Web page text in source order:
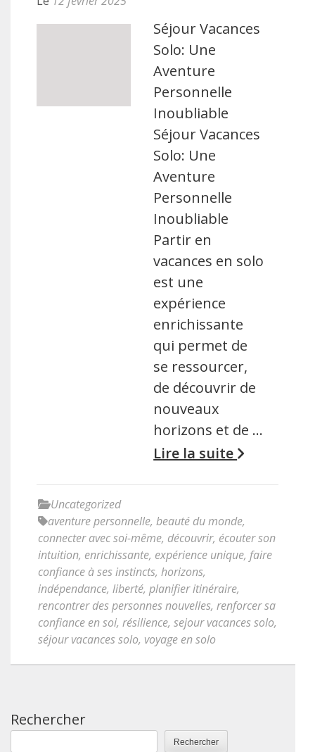
Séjour Vacances
Solo: Une
Aventure
Personnelle
Inoubliable
Séjour Vacances
Solo: Une
Aventure
Personnelle
Inoubliable
Partir en
vacances en solo
est une
expérience
enrichissante
qui permet de
se ressourcer,
de découvrir de
nouveaux
horizons et de …
Lire la suite
Uncategorized
aventure personnelle, beauté du monde,
connecter avec soi-même, découvrir, écouter son
intuition, enrichissante, expérience unique, faire
confiance à ses instincts, horizons,
indépendance, liberté, planifier itinéraire,
rencontrer des personnes nouvelles, renforcer sa
confiance en soi, résilience, sejour vacances solo,
séjour vacances solo, voyage en solo
Rechercher
Rechercher